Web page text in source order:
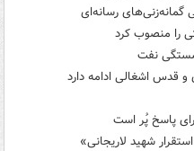
گمانه‌زنی‌های رسانه‌ای
را منصوب کرد
و قدس اشغالی ادامه دارد
پاسخ پُر است
شهید لاریجانی»